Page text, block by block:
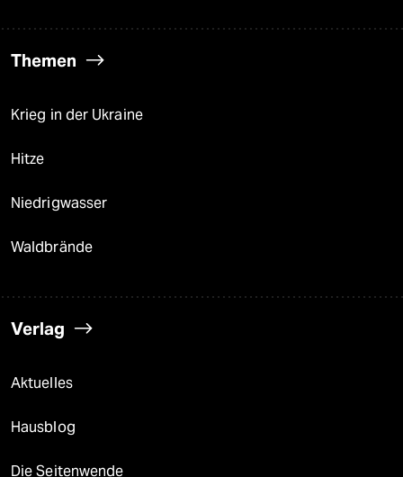
Themen
Krieg in der Ukraine
Hitze
Niedrigwasser
Waldbrände
Verlag
Aktuelles
Hausblog
Die Seitenwende